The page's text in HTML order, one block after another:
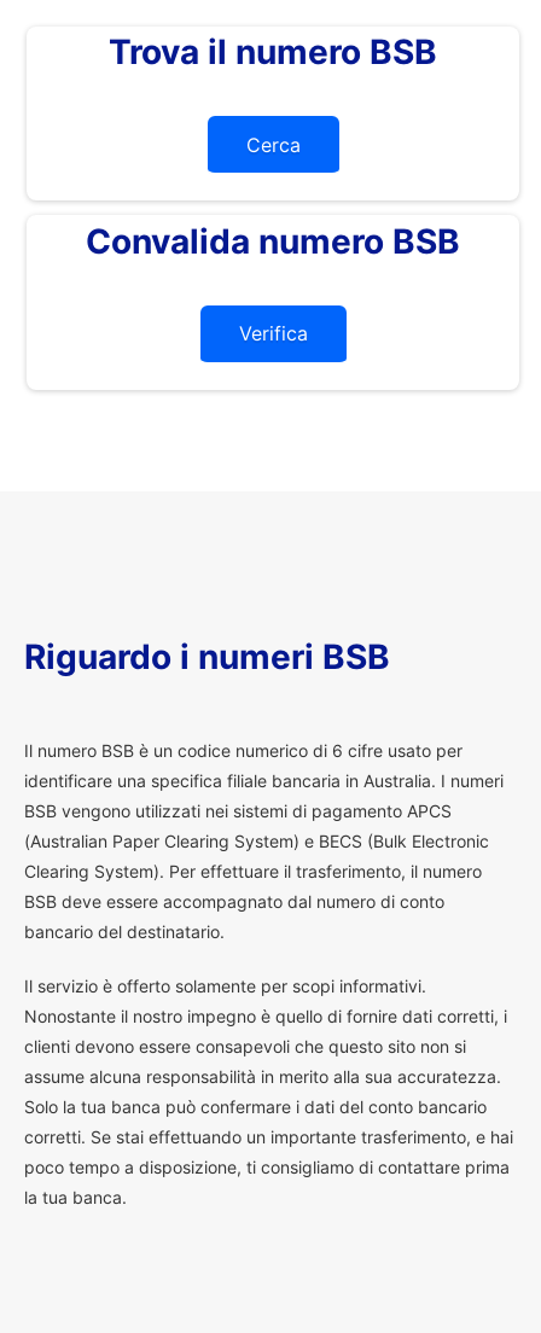
Trova il numero BSB
Cerca
Convalida numero BSB
Verifica
Riguardo i numeri BSB
Il numero BSB è un codice numerico di 6 cifre usato per
identificare una specifica filiale bancaria in Australia. I numeri
BSB vengono utilizzati nei sistemi di pagamento APCS
(Australian Paper Clearing System) e BECS (Bulk Electronic
Clearing System). Per effettuare il trasferimento, il numero
BSB deve essere accompagnato dal numero di conto
bancario del destinatario.
Il servizio è offerto solamente per scopi informativi.
Nonostante il nostro impegno è quello di fornire dati corretti, i
clienti devono essere consapevoli che questo sito non si
assume alcuna responsabilità in merito alla sua accuratezza.
Solo la tua banca può confermare i dati del conto bancario
corretti. Se stai effettuando un importante trasferimento, e hai
poco tempo a disposizione, ti consigliamo di contattare prima
la tua banca.